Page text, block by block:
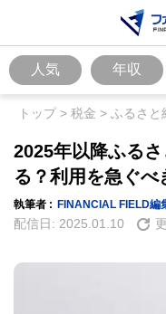
人気 年収
トップ> 税金 > ふるさと
2025年以降ふる
る？利用を急ぐべ
執筆者 : FINANCIAL FIELD編
配信日: 2025.01.10